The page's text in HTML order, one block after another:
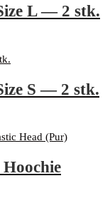
L — 2 stk.
S — 2 stk.